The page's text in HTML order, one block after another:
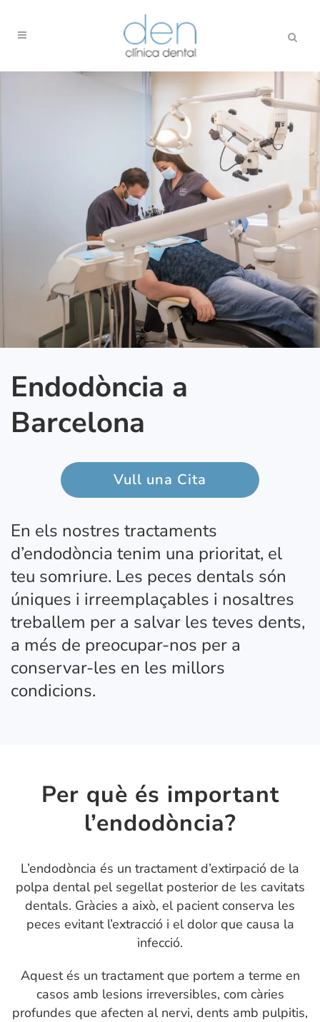
Endodòncia a
Barcelona
Vull una Cita
En els nostres tractaments
d’endodòncia tenim una prioritat, el
teu somriure. Les peces dentals són
úniques i irreemplaçables i nosaltres
treballem per a salvar les teves dents,
a més de preocupar-nos per a
conservar-les en les millors
condicions.
Per què és important
l’endodòncia?
L’endodòncia és un tractament d’extirpació de la
polpa dental pel segellat posterior de les cavitats
dentals. Gràcies a això, el pacient conserva les
peces evitant l’extracció i el dolor que causa la
infecció.
Aquest és un tractament que portem a terme en
casos amb lesions irreversibles, com càries
profundes que afecten al nervi, dents amb pulpitis,